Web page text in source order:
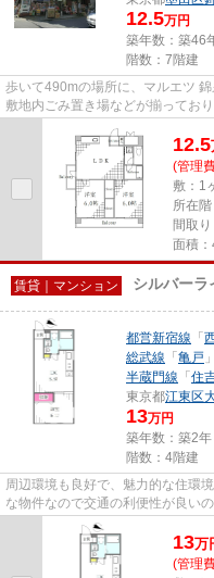
12.5万円
築年数：築46
階数：7階建
歩いて490mの場所に、マルエツ
敷地内ごみ置き場などが揃ってお
12.5
(管理
敷：1
所在
間取
面積
賃貸｜マンション シルバーラ
都営新宿線 「
総武線 「 亀戸
半蔵門線 「 住
東京都江東区
13万円
築年数：築2年
階数：4階建
周辺環境も良好で、魅力的な住環
な物件なので交通の利便性が良い
をもって情報を提供できるマ...
13万
(管理